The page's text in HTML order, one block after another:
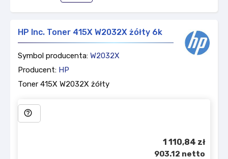
HP Inc. Toner 415X W2032X żółty 6k
Symbol producenta: W2032X
Producent: HP
Toner 415X W2032X żółty
help_outline
1 110,84 zł
903.12 netto